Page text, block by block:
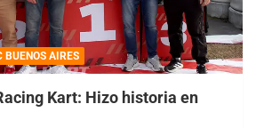
BUENOS AIRES
Kart: Hizo historia en